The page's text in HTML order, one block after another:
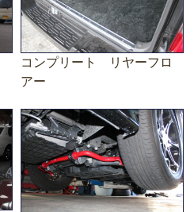
コンプリート リヤーフロ
アー